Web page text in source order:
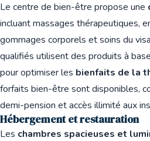
Le centre de bien-être propose une
incluant massages thérapeutiques,
gommages corporels et soins du
qualifiés utilisent des produits à
pour optimiser les bienfaits de la
forfaits bien-être sont disponibles,
demi-pension et accès illimité aux
Hébergement et restauration
Les chambres spacieuses et